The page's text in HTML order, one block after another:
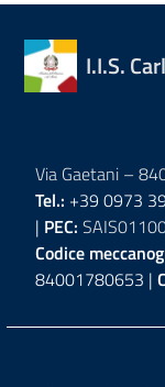
I.I.S.
Via Gaetani –
Tel.: +39 0973
| PEC:
Codice
84001780653 |